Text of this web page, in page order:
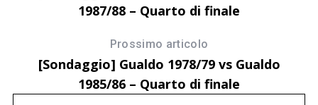
1987/88 – Quarto di finale
Prossimo articolo
[Sondaggio] Gualdo 1978/79 vs Gualdo
1985/86 – Quarto di finale